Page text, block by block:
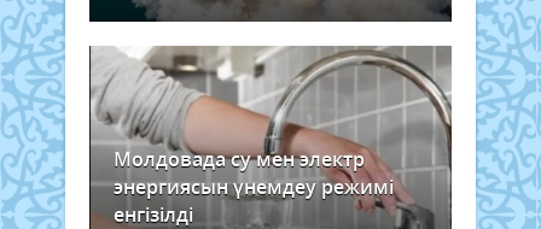
бар
Молдовада су мен электр
энергиясын үнемдеу режимі
енгізілді